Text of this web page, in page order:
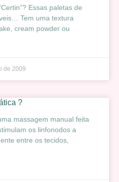
Essas paletas de
Tem uma textura
cream powder ou
de 2009
?
massagem manual feita
os linfonodos a
entre os tecidos,